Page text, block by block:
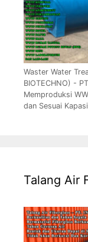
Waster Water
BIOTECHNO) -
Memproduksi
dan Sesuai
Talang Air